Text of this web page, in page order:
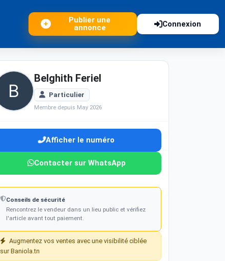
Publier une
annonce
Connexion
Belghith Feriel
Particulier
Membre depuis May 2026
Afficher le numéro
Contacter sur WhatsApp
Conseils de sécurité
Rencontrez le vendeur dans un lieu public et vérifiez
l'article avant tout paiement.
Augmentez vos ventes avec une visibilité ciblée
sur Baniola.tn